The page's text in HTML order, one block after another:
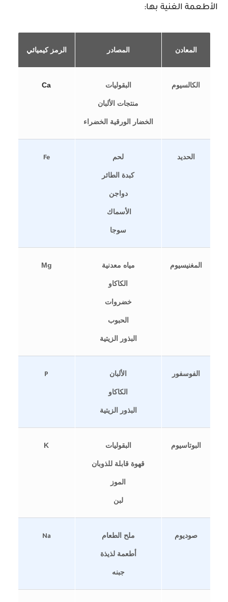
الأطعمة الغنية بها:
المعادن المصادر الرمز كيميائي
الكالسيوم البقوليات
منتجات الألبان
الخضار الورقية الخضراء
Ca
الحديد لحم
كبدة الطائر
دواجن
الأسماك
سوجا
Fe
المغنيسيوم مياه معدنية
الكاكاو
خضروات
الحبوب
البذور الزيتية
Mg
الفوسفور الألبان
الكاكاو
البذور الزيتية
P
البوتاسيوم البقوليات
قهوة قابلة للذوبان
الموز
لبن
K
صوديوم ملح الطعام
أطعمة لذيذة
جبنه
Na